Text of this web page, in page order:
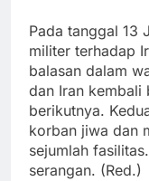
Pada tanggal 13
militer terhadap
balasan dalam
dan Iran kembali
berikutnya.
korban jiwa dan
sejumlah
serangan. (Red.)